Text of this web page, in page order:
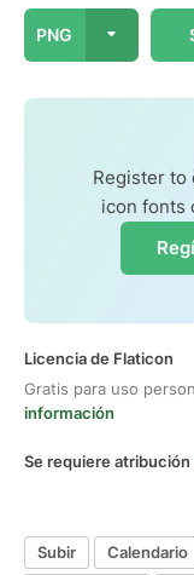
PNG
Register to
icon fonts
Licencia de Flaticon
Gratis para uso
información
Se requiere atribución
Subir Calendario